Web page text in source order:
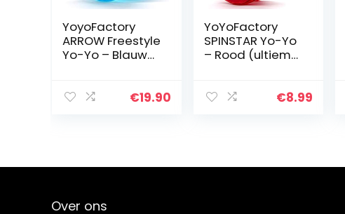
YoyoFactory
ARROW Freestyle
Yo-Yo – Blauw
jojo)
€19.90
YoYoFactory
SPINSTAR Yo-Yo
– Rood (ultieme
€8.99
Over ons